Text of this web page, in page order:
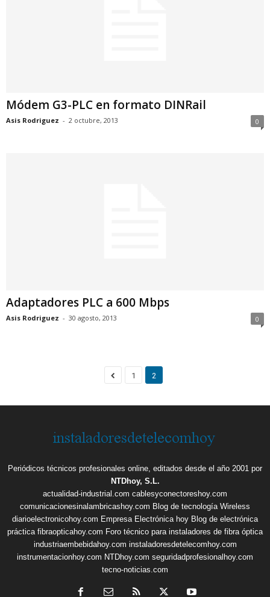
Módem G3-PLC en formato DINRail
Asis Rodriguez - 2 octubre, 2013 0
Adaptadores PLC a 600 Mbps
Asis Rodriguez - 30 agosto, 2013 0
1 2
Periódicos técnicos profesionales online, editados desde el año 2001 por
NTDhoy, S.L.
actualidad-industrial.com cablesyconectoreshoy.com
comunicacionesinalambricashoy.com Blog de tecnología Wireless
diarioelectronicohoy.com Empresa Electrónica hoy Blog de electrónica
práctica fibraopticahoy.com Foro técnico para instaladores de fibra óptica
industriaembebidahoy.com instaladoresdetelecomhoy.com
instrumentacionhoy.com NTDhoy.com seguridadprofesionalhoy.com
tecno-noticias.com